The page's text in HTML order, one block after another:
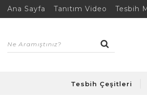
Ana Sayfa Tanıtım Video Tesbih
Tesbih Çeşitleri